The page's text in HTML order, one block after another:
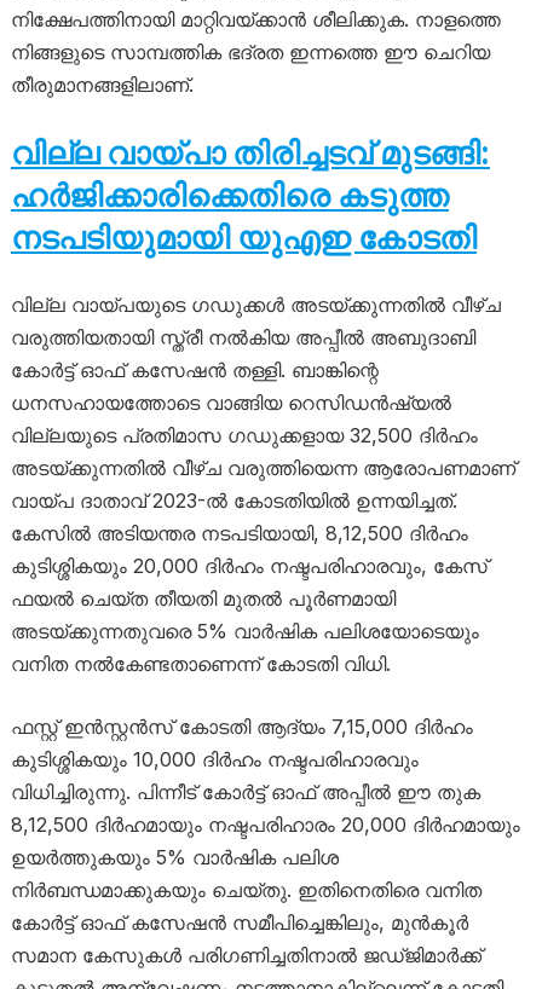
നിക്ഷേപത്തിനായി മാറ്റിവയ്ക്കാൻ ശീലിക്കുക. നാളത്തെ
നിങ്ങളുടെ സാമ്പത്തിക ഭദ്രത ഇന്നത്തെ ഈ ചെറിയ
തീരുമാനങ്ങളിലാണ്.
വില്ല വായ്പാ തിരിച്ചടവ് മുടങ്ങി:
ഹര്‍ജിക്കാരിക്കെതിരെ കടുത്ത
നടപടിയുമായി യുഎഇ കോടതി
വില്ല വായ്പയുടെ ഗഡുക്കൾ അടയ്ക്കുന്നതിൽ വീഴ്ച
വരുത്തിയതായി സ്ത്രീ നൽകിയ അപ്പീൽ അബുദാബി
കോർട്ട് ഓഫ് കസേഷൻ തള്ളി. ബാങ്കിന്റെ
ധനസഹായത്തോടെ വാങ്ങിയ റെസിഡൻഷ്യൽ
വില്ലയുടെ പ്രതിമാസ ഗഡുക്കളായ 32,500 ദിർഹം
അടയ്ക്കുന്നതിൽ വീഴ്ച വരുത്തിയെന്ന ആരോപണമാണ്
വായ്പ ദാതാവ് 2023-ൽ കോടതിയിൽ ഉന്നയിച്ചത്.
കേസിൽ അടിയന്തര നടപടിയായി, 8,12,500 ദിർഹം
കുടിശ്ശികയും 20,000 ദിർഹം നഷ്ടപരിഹാരവും, കേസ്
ഫയൽ ചെയ്ത തീയതി മുതൽ പൂർണമായി
അടയ്ക്കുന്നതുവരെ 5% വാർഷിക പലിശയോടെയും
വനിത നൽകേണ്ടതാണെന്ന് കോടതി വിധി.
ഫസ്റ്റ് ഇൻസ്റ്റൻസ് കോടതി ആദ്യം 7,15,000 ദിർഹം
കുടിശ്ശികയും 10,000 ദിർഹം നഷ്ടപരിഹാരവും
വിധിച്ചിരുന്നു. പിന്നീട് കോർട്ട് ഓഫ് അപ്പീൽ ഈ തുക
8,12,500 ദിർഹമായും നഷ്ടപരിഹാരം 20,000 ദിർഹമായും
ഉയർത്തുകയും 5% വാർഷിക പലിശ
നിർബന്ധമാക്കുകയും ചെയ്തു. ഇതിനെതിരെ വനിത
കോർട്ട് ഓഫ് കസേഷൻ സമീപിച്ചെങ്കിലും, മുൻകൂർ
സമാന കേസുകൾ പരിഗണിച്ചതിനാൽ ജഡ്ജിമാർക്ക്